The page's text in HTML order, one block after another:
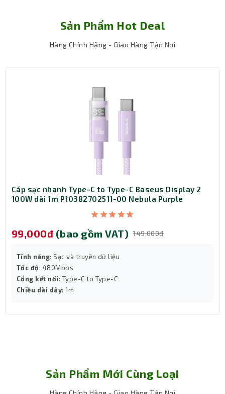
trong ổ, đảm bảo an toàn.
Sản Phẩm Hot Deal
Hàng Chính Hãng - Giao Hàng Tận Nơi
Cáp sạc nhanh Type-C to Type-C Baseus Display 2
100W dài 1m P10382702511-00 Nebula Purple
99,000đ (bao gồm VAT) 149,000đ
Tính năng: Sạc và truyền dữ liệu
Tốc độ: 480Mbps
Cổng kết nối: Type-C to Type-C
Chiều dài dây: 1m
Sản Phẩm Mới Cùng Loại